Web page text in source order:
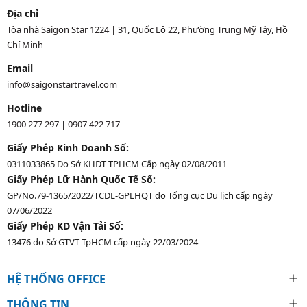
Địa chỉ
Tòa nhà Saigon Star 1224 | 31, Quốc Lộ 22, Phường Trung Mỹ Tây, Hồ
Chí Minh
Email
info@saigonstartravel.com
Hotline
1900 277 297 | 0907 422 717
Giấy Phép Kinh Doanh Số:
0311033865 Do Sở KHĐT TPHCM Cấp ngày 02/08/2011
Giấy Phép Lữ Hành Quốc Tế Số:
GP/No.79-1365/2022/TCDL-GPLHQT do Tổng cục Du lịch cấp ngày
07/06/2022
Giấy Phép KD Vận Tải Số:
13476 do Sở GTVT TpHCM cấp ngày 22/03/2024
HỆ THỐNG OFFICE